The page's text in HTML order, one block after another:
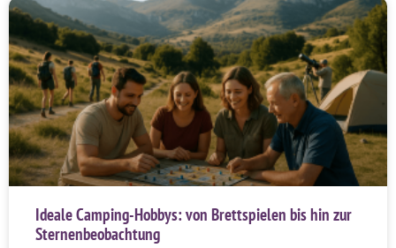
Ideale Camping-Hobbys: von Brettspielen bis hin zur
Sternenbeobachtung